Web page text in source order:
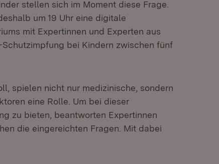
stellen sich im Moment diese Frage.
um 19 Uhr eine digitale
mit Expertinnen und Experten aus
bei Kindern zwischen fünf
spielen nicht nur medizinische, sondern
eine Rolle. Um bei dieser
zu bieten, beantworten Expertinnen
die eingereichten Fragen. Mit dabei